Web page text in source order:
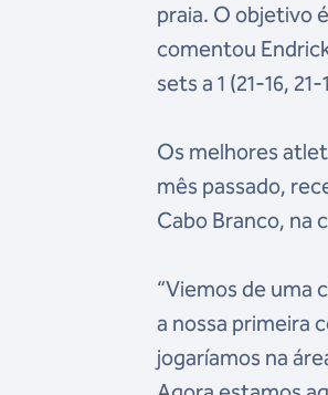
praia. O objetivo
comentou
sets a 1 (21-16,
Os melhores
mês passado,
Cabo Branco, na
“Viemos de uma
a nossa primeira
jogaríamos na